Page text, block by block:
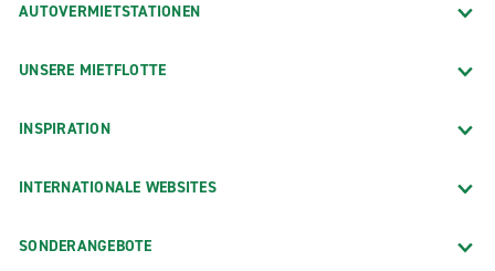
AUTOVERMIETSTATIONEN
UNSERE MIETFLOTTE
INSPIRATION
INTERNATIONALE WEBSITES
SONDERANGEBOTE